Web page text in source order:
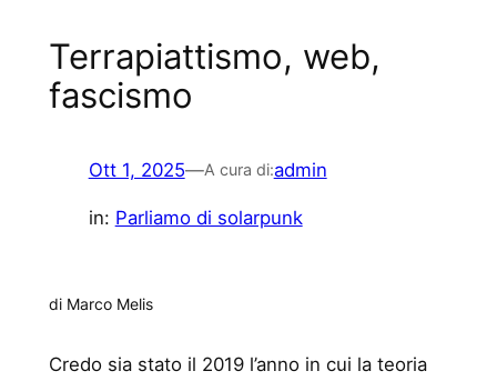
Terrapiattismo, web,
fascismo
Ott 1, 2025—A cura di:admin
in: Parliamo di solarpunk
di Marco Melis
Credo sia stato il 2019 l’anno in cui la teoria